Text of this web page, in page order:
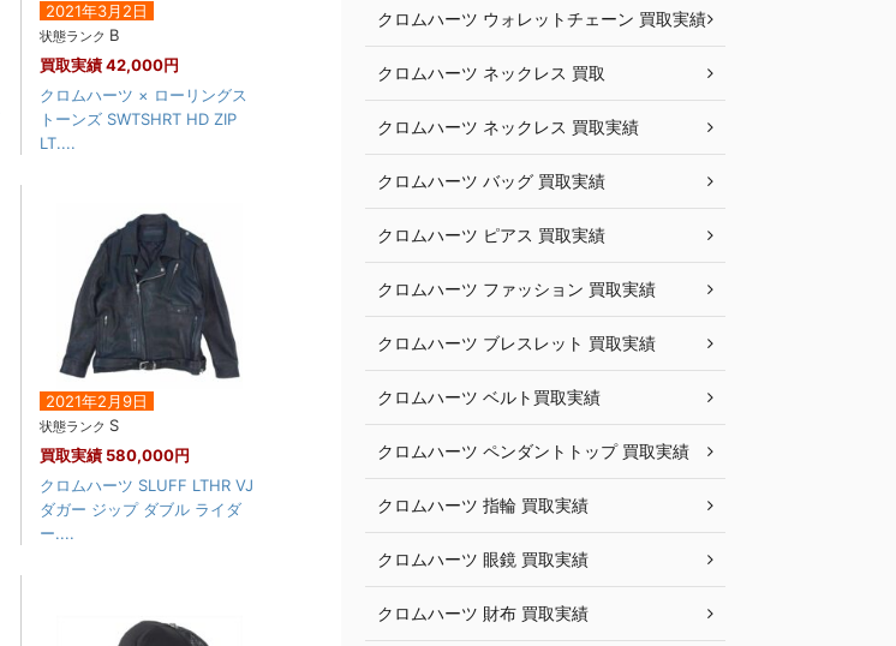
2021年3月2日
状態ランク B
買取実績42,000円
クロムハーツ × ローリングス
トーンズ SWTSHRT HD ZIP
LT....
2021年2月9日
状態ランク S
買取実績 580,000円
クロムハーツ SLUFF LTHR VJ
ダガー ジップ ダブル ライダ
ー....
クロムハーツ ウォレットチェーン 買取実績
クロムハーツ ネックレス 買取
クロムハーツ ネックレス 買取実績
クロムハーツ バッグ 買取実績
クロムハーツ ピアス 買取実績
クロムハーツ ファッション 買取実績
クロムハーツ ブレスレット 買取実績
クロムハーツ ベルト買取実績
クロムハーツ ペンダントトップ 買取実績
クロムハーツ 指輪 買取実績
クロムハーツ 眼鏡 買取実績
クロムハーツ 財布 買取実績